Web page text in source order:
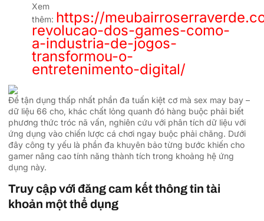
Xem
thêm: https://
revolucao-dos-games-como-
a-industria-de-jogos-
transformou-o-
entretenimento-digital/
Để tận dụng thấp nhất phần đa tuấn kiệt cơ mà sex may bay –
dữ liệu 66 cho, khác chất lỏng quanh đó hàng buộc phải biết
phương thức tróc nã vấn, nghiên cứu với phân tích dữ liệu với
ứng dụng vào chiến lược cá chơi ngay buộc phải chăng. Dưới
đây công ty yếu là phần đa khuyên bảo từng bước khiến cho
gamer nâng cao tính năng thành tích trong khoảng hệ ứng
dụng này.
Truy cập với đăng cam kết thông tin tài
khoản một thể dụng